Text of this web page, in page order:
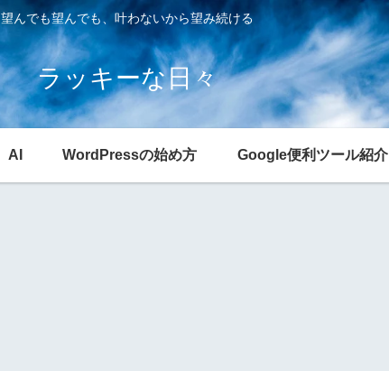
望んでも望んでも、叶わないから望み続ける
ラッキーな日々
AI WordPressの始め方 Google便利ツール紹介